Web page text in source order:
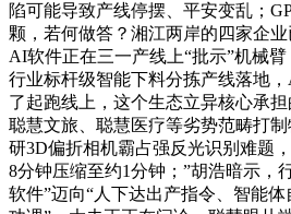
陷可能导致产线停摆、平安变乱；
颗，若何做答？湘江两岸的四家企
AI软件正在三一产线上“批示”机械
行业标杆级智能下料分拣产线落地
了起跑线上，这个生态立异核心承担
聪慧文旅、聪慧医疗等劣势范畴打
研3D偏折相机霸占强反光识别难题
8分钟压缩至约1分钟；”胡浩暗示，
软件”迈向“人下达出产指令、智能